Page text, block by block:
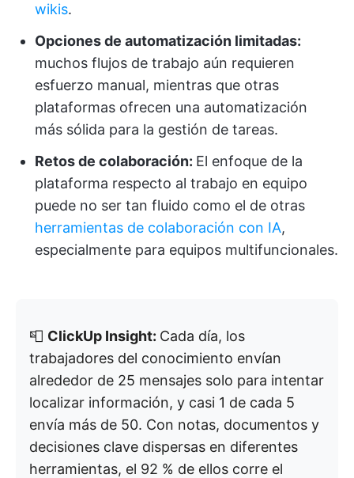
wikis.
Opciones de automatización limitadas:
muchos flujos de trabajo aún requieren
esfuerzo manual, mientras que otras
plataformas ofrecen una automatización
más sólida para la gestión de tareas.
Retos de colaboración: El enfoque de la
plataforma respecto al trabajo en equipo
puede no ser tan fluido como el de otras
herramientas de colaboración con IA,
especialmente para equipos multifuncionales.
📮 ClickUp Insight: Cada día, los
trabajadores del conocimiento envían
alrededor de 25 mensajes solo para intentar
localizar información, y casi 1 de cada 5
envía más de 50. Con notas, documentos y
decisiones clave dispersas en diferentes
herramientas, el 92 % de ellos corre el